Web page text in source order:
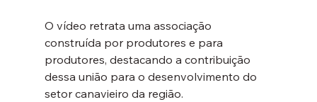
O vídeo retrata uma associação
construída por produtores e para
produtores, destacando a contribuição
dessa uniāo para o desenvolvimento do
setor canavieiro da região.